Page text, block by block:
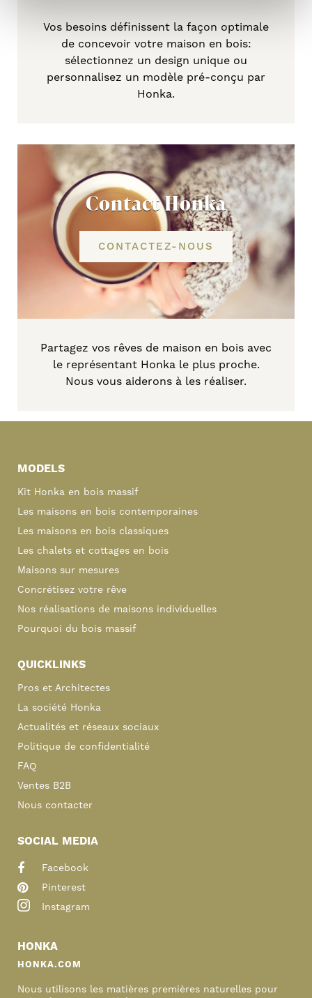
Vos besoins définissent la façon optimale
de concevoir votre maison en bois:
sélectionnez un design unique ou
personnalisez un modèle pré-conçu par
Honka.
Contact Honka
CONTACTEZ-NOUS
Partagez vos rêves de maison en bois avec
le représentant Honka le plus proche.
Nous vous aiderons à les réaliser.
Sidebar
MODELS
Kit Honka en bois massif
Les maisons en bois contemporaines
Les maisons en bois classiques
Les chalets et cottages en bois
Maisons sur mesures
Concrétisez votre rêve
Nos réalisations de maisons individuelles
Pourquoi du bois massif
QUICKLINKS
Pros et Architectes
La société Honka
Actualités et réseaux sociaux
Politique de confidentialité
FAQ
Ventes B2B
Nous contacter
SOCIAL MEDIA
Facebook
Pinterest
Instagram
HONKA
HONKA.COM
Nous utilisons les matières premières naturelles pour